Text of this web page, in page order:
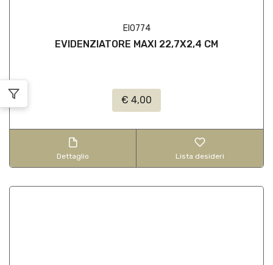
EI0774
EVIDENZIATORE MAXI 22,7X2,4 CM
€ 4,00
Dettaglio Lista desideri